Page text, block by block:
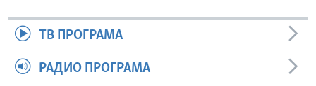
ТВ ПРОГРАМА
РАДИО ПРОГРАМА